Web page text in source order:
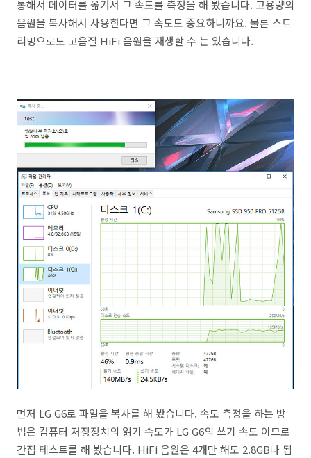
통해서 데이터를 옮겨서 그 속도를 측정을 해 봤습니다. 고용량의
음원을 복사해서 사용한다면 그 속도도 중요하니까요. 물론 스트
리밍으로도 고음질 HiFi 음원을 재생할 수 는 있습니다.
먼저 LG G6로 파일을 복사를 해 봤습니다. 속도 측정을 하는 방
법은 컴퓨터 저장장치의 읽기 속도가 LG G6의 쓰기 속도 이므로
간접 테스트를 해 봤습니다. HiFi 음원은 4개만 해도 2.8GB나 됩